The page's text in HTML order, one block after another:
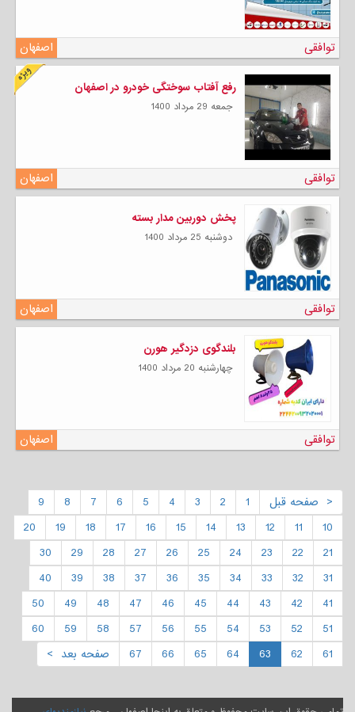
اصفهان توافقی
رفع آفتاب سوختگی خودرو در اصفهان
جمعه 29 مرداد 1400
اصفهان توافقی
پخش دوربین مدار بسته
دوشنبه 25 مرداد 1400
اصفهان توافقی
بلندگوی دزدگیر هورن
چهارشنبه 20 مرداد 1400
اصفهان توافقی
< صفحه قبل 1
2
3
4
5
6
7
8
9
10
11
12
13
14
15
16
17
18
19
20
21
22
23
24
25
26
27
28
29
30
31
32
33
34
35
36
37
38
39
40
41
42
43
44
45
46
47
48
49
50
51
52
53
54
55
56
57
58
59
60
61
62
63
64
65
66
67 صفحه بعد >